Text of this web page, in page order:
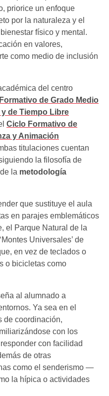
priorice un enfoque
por la naturaleza y el
físico y mental.
en valores,
como medio de inclusión
del centro
de Grado Medio
de Tiempo Libre
Ciclo Formativo de
y Animación
titulaciones cuentan
la filosofía de
la metodología
que sustituye el aula
en parajes emblemáticos
el Parque Natural de la
Universales’ de
en vez de teclados o
o bicicletas como
al alumnado a
Ya sea en el
de coordinación,
con los
con facilidad
de otras
como el senderismo —
la hípica o actividades